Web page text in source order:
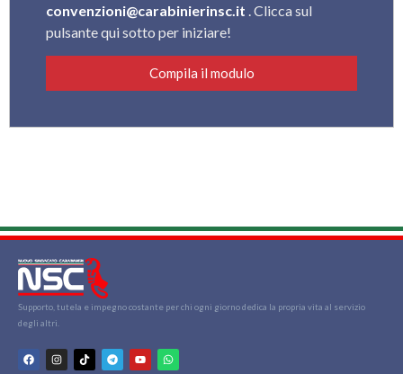
convenzioni@carabinierinsc.it . Clicca sul
pulsante qui sotto per iniziare!
Compila il modulo
Supporto, tutela e impegno costante per chi ogni giorno dedica la propria vita al servizio
degli altri.